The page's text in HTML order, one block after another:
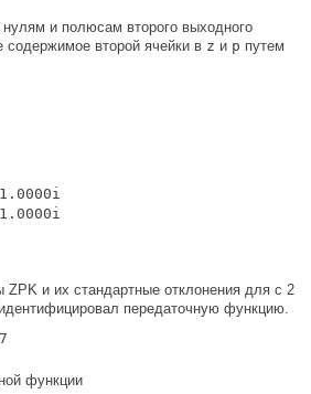
нулям и полюсам второго выходного
содержимое второй ячейки в z и p путем
ZPK и их стандартные отклонения для с 2
передаточную функцию.
функции